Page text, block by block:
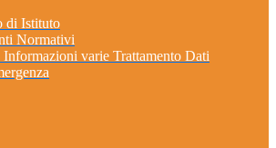
di Istituto
Normativi
varie Trattamento Dati